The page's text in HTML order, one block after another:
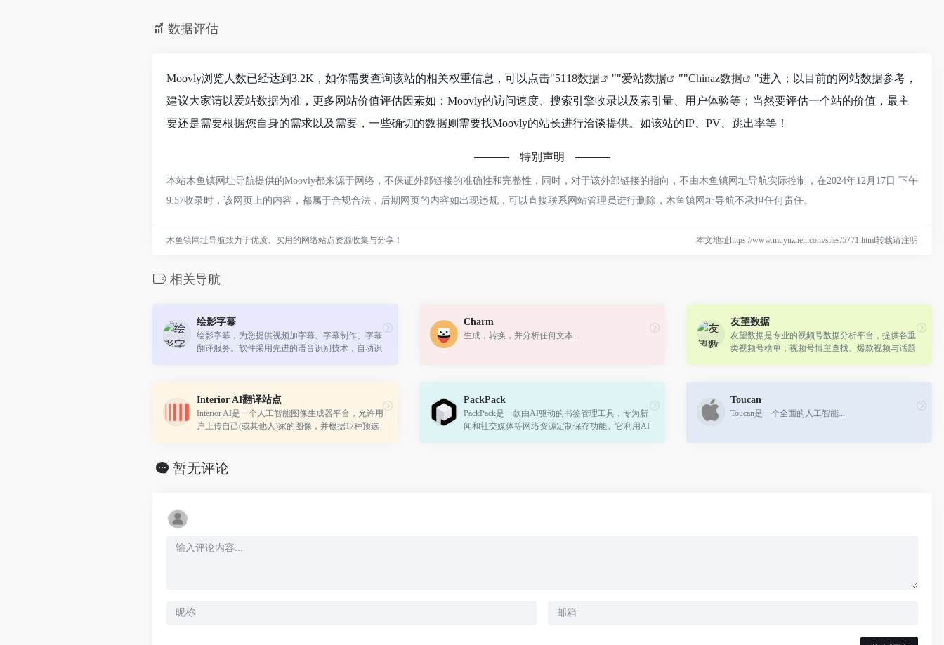
数据评估
Moovly浏览人数已经达到3.2K，如你需要查询该站的相关权重信息，可以点击"5118数据 ""爱站数据 ""Chinaz数据
"进入；以目前的网站数据参考，
建议大家请以爱站数据为准，更多网站价值评估因素如：Moovly的访问速度、搜索引擎收录以及索引量、用户体验等；当然要评估一个站的价值，最主
要还是需要根据您自身的需求以及需要，一些确切的数据则需要找Moovly的站长进行洽谈提供。如该站的IP、PV、跳出率等！
特别声明
本站木鱼镇网址导航提供的Moovly都来源于网络，不保证外部链接的准确性和完整性，同时，对于该外部链接的指向，不由木鱼镇网址导航实际控制，在2024年12月17日 下午
9:57收录时，该网页上的内容，都属于合规合法，后期网页的内容如出现违规，可以直接联系网站管理员进行删除，木鱼镇网址导航不承担任何责任。
木鱼镇网址导航致力于优质、实用的网络站点资源收集与分享！ 本文地址https://www.muyuzhen.com/sites/5771.html转载请注明
相关导航
绘影字幕
绘影字幕，为您提供视频加字幕、字幕制作、字幕
翻译服务。软件采用先进的语音识别技术，自动识
Charm
生成，转换，并分析任何文本...
友望数据
友望数据是专业的视频号数据分析平台，提供各垂
类视频号榜单；视频号博主查找、爆款视频与话题
Interior AI翻译站点
Interior AI是一个人工智能图像生成器平台，允许用
户上传自己(或其他人)家的图像，并根据17种预选
PackPack
PackPack是一款由AI驱动的书签管理工具，专为新
闻和社交媒体等网络资源定制保存功能。它利用AI
Toucan
Toucan是一个全面的人工智能...
暂无评论